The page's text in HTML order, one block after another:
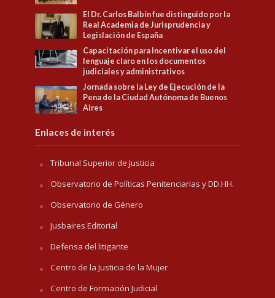
El Dr. Carlos Balbín fue distinguido por la
Real Academia de Jurisprudencia y
Legislación de España
Capacitación para Incentivar el uso del
lenguaje claro en los documentos
judiciales y administrativos
Jornada sobre la Ley de Ejecución de la
Pena de la Ciudad Autónoma de Buenos
Aires
Enlaces de interés
Tribunal Superior de Justicia
Observatorio de Políticas Penitenciarias y DD.HH.
Observatorio de Género
Jusbaires Editorial
Defensa del litigante
Centro de la Justicia de la Mujer
Centro de Formación Judicial